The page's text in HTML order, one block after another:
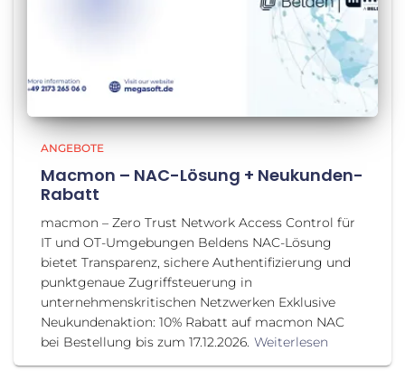
ANGEBOTE
Macmon – NAC-Lösung + Neukunden-
Rabatt
macmon – Zero Trust Network Access Control für
IT und OT-Umgebungen Beldens NAC-Lösung
bietet Transparenz, sichere Authentifizierung und
punktgenaue Zugriffsteuerung in
unternehmenskritischen Netzwerken Exklusive
Neukundenaktion: 10% Rabatt auf macmon NAC
bei Bestellung bis zum 17.12.2026. Weiterlesen